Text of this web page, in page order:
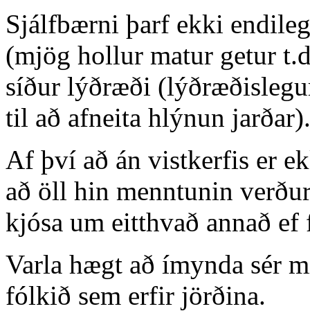
Sjálfbærni þarf ekki
(mjög hollur matur getur
síður lýðræði
til að afneita hlýnun jarðar).
Af því að án vistkerfis er
að öll hin menntunin
kjósa um eitthvað annað
Varla hægt að ímynda sér
fólkið sem erfir jörðina.